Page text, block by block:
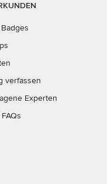
verfassen
Experten